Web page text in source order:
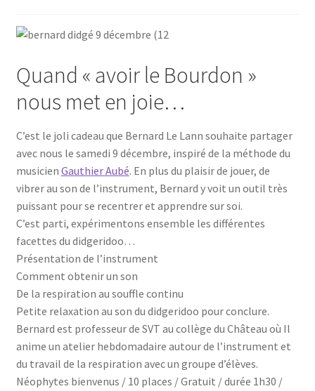
Quand « avoir le Bourdon »
nous met en joie…
C’est le joli cadeau que Ber­nard Le Lann sou­haite par­ta­ger
avec nous le same­di 9 décembre, ins­pi­ré de la méthode du
musi­cien Gau­thier Aubé. En plus du plai­sir de jouer, de
vibrer au son de l’ins­tru­ment, Ber­nard y voit un outil très
puis­sant pour se recen­trer et apprendre sur soi.
C’est par­ti, expé­ri­men­tons ensemble les dif­fé­rentes
facettes du didgeridoo…
Pré­sen­ta­tion de l’instrument
Com­ment obte­nir un son
De la res­pi­ra­tion au souffle continu
Petite relaxa­tion au son du did­ge­ri­doo pour conclure.
Ber­nard est pro­fes­seur de SVT au col­lège du Châ­teau où Il
anime un ate­lier heb­do­ma­daire autour de l’ins­tru­ment et
du tra­vail de la res­pi­ra­tion avec un groupe d’élèves.
Néo­phytes bien­ve­nus / 10 places / Gra­tuit / durée 1h30 /